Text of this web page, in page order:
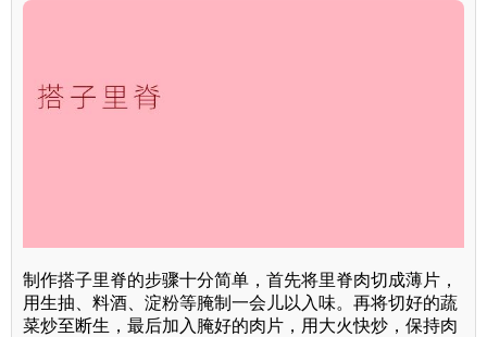
制作搭子里脊的步骤十分简单，首先将里脊肉切成薄片，
用生抽、料酒、淀粉等腌制一会儿以入味。再将切好的蔬
菜炒至断生，最后加入腌好的肉片，用大火快炒，保持肉